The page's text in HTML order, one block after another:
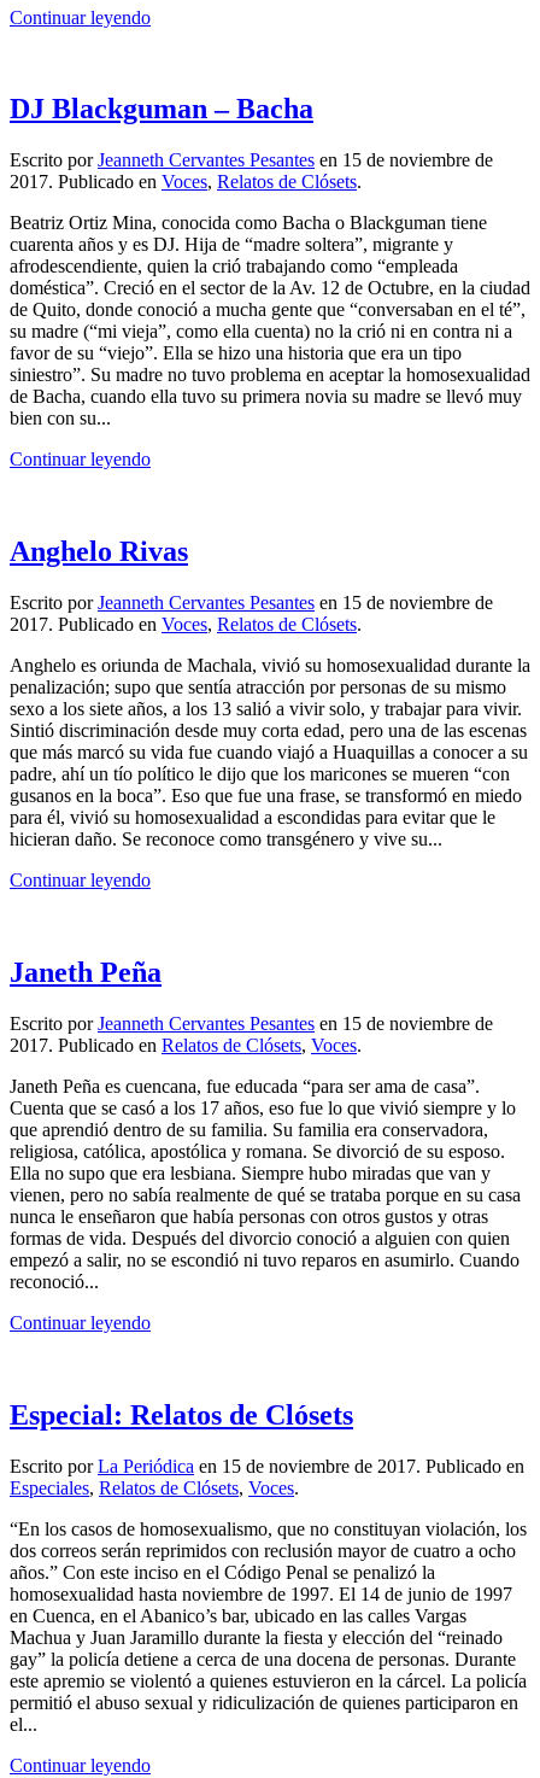
Continuar leyendo
DJ Blackguman – Bacha
Escrito porJeanneth Cervantes Pesantes en 15 de noviembre de
2017. Publicado en Voces, Relatos de Clósets.
Beatriz Ortiz Mina, conocida como Bacha o Blackguman tiene
cuarenta años y es DJ. Hija de “madre soltera”, migrante y
afrodescendiente, quien la crió trabajando como “empleada
doméstica”. Creció en el sector de la Av. 12 de Octubre, en la ciudad
de Quito, donde conoció a mucha gente que “conversaban en el té”,
su madre (“mi vieja”, como ella cuenta) no la crió ni en contra ni a
favor de su “viejo”. Ella se hizo una historia que era un tipo
siniestro”. Su madre no tuvo problema en aceptar la homosexualidad
de Bacha, cuando ella tuvo su primera novia su madre se llevó muy
bien con su...
Continuar leyendo
Anghelo Rivas
Escrito porJeanneth Cervantes Pesantes en 15 de noviembre de
2017. Publicado en Voces, Relatos de Clósets.
Anghelo es oriunda de Machala, vivió su homosexualidad durante la
penalización; supo que sentía atracción por personas de su mismo
sexo a los siete años, a los 13 salió a vivir solo, y trabajar para vivir.
Sintió discriminación desde muy corta edad, pero una de las escenas
que más marcó su vida fue cuando viajó a Huaquillas a conocer a su
padre, ahí un tío político le dijo que los maricones se mueren “con
gusanos en la boca”. Eso que fue una frase, se transformó en miedo
para él, vivió su homosexualidad a escondidas para evitar que le
hicieran daño. Se reconoce como transgénero y vive su...
Continuar leyendo
Janeth Peña
Escrito porJeanneth Cervantes Pesantes en 15 de noviembre de
2017. Publicado en Relatos de Clósets, Voces.
Janeth Peña es cuencana, fue educada “para ser ama de casa”.
Cuenta que se casó a los 17 años, eso fue lo que vivió siempre y lo
que aprendió dentro de su familia. Su familia era conservadora,
religiosa, católica, apostólica y romana. Se divorció de su esposo.
Ella no supo que era lesbiana. Siempre hubo miradas que van y
vienen, pero no sabía realmente de qué se trataba porque en su casa
nunca le enseñaron que había personas con otros gustos y otras
formas de vida. Después del divorcio conoció a alguien con quien
empezó a salir, no se escondió ni tuvo reparos en asumirlo. Cuando
reconoció...
Continuar leyendo
Especial: Relatos de Clósets
Escrito porLa Periódica en 15 de noviembre de 2017. Publicado en
Especiales, Relatos de Clósets, Voces.
“En los casos de homosexualismo, que no constituyan violación, los
dos correos serán reprimidos con reclusión mayor de cuatro a ocho
años.” Con este inciso en el Código Penal se penalizó la
homosexualidad hasta noviembre de 1997. El 14 de junio de 1997
en Cuenca, en el Abanico’s bar, ubicado en las calles Vargas
Machua y Juan Jaramillo durante la fiesta y elección del “reinado
gay” la policía detiene a cerca de una docena de personas. Durante
este apremio se violentó a quienes estuvieron en la cárcel. La policía
permitió el abuso sexual y ridiculización de quienes participaron en
el...
Continuar leyendo